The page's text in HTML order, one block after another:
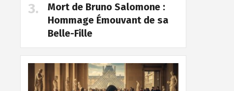
Mort de Bruno Salomone :
Hommage Émouvant de sa
Belle-Fille